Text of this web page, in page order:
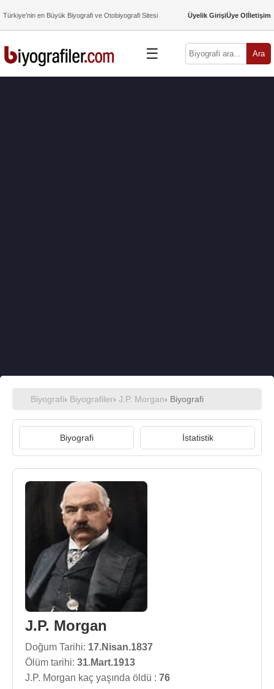
Türkiye’nin en Büyük Biyografi ve Otobiyografi Sitesi Üyelik GirişiÜye Olİletişim
☰ Ara
Biyografi› Biyografiler› J.P. Morgan› Biyografi
Biyografi İstatistik
J.P. Morgan
Doğum Tarihi: 17.Nisan.1837
Ölüm tarihi: 31.Mart.1913
J.P. Morgan kaç yaşında öldü : 76